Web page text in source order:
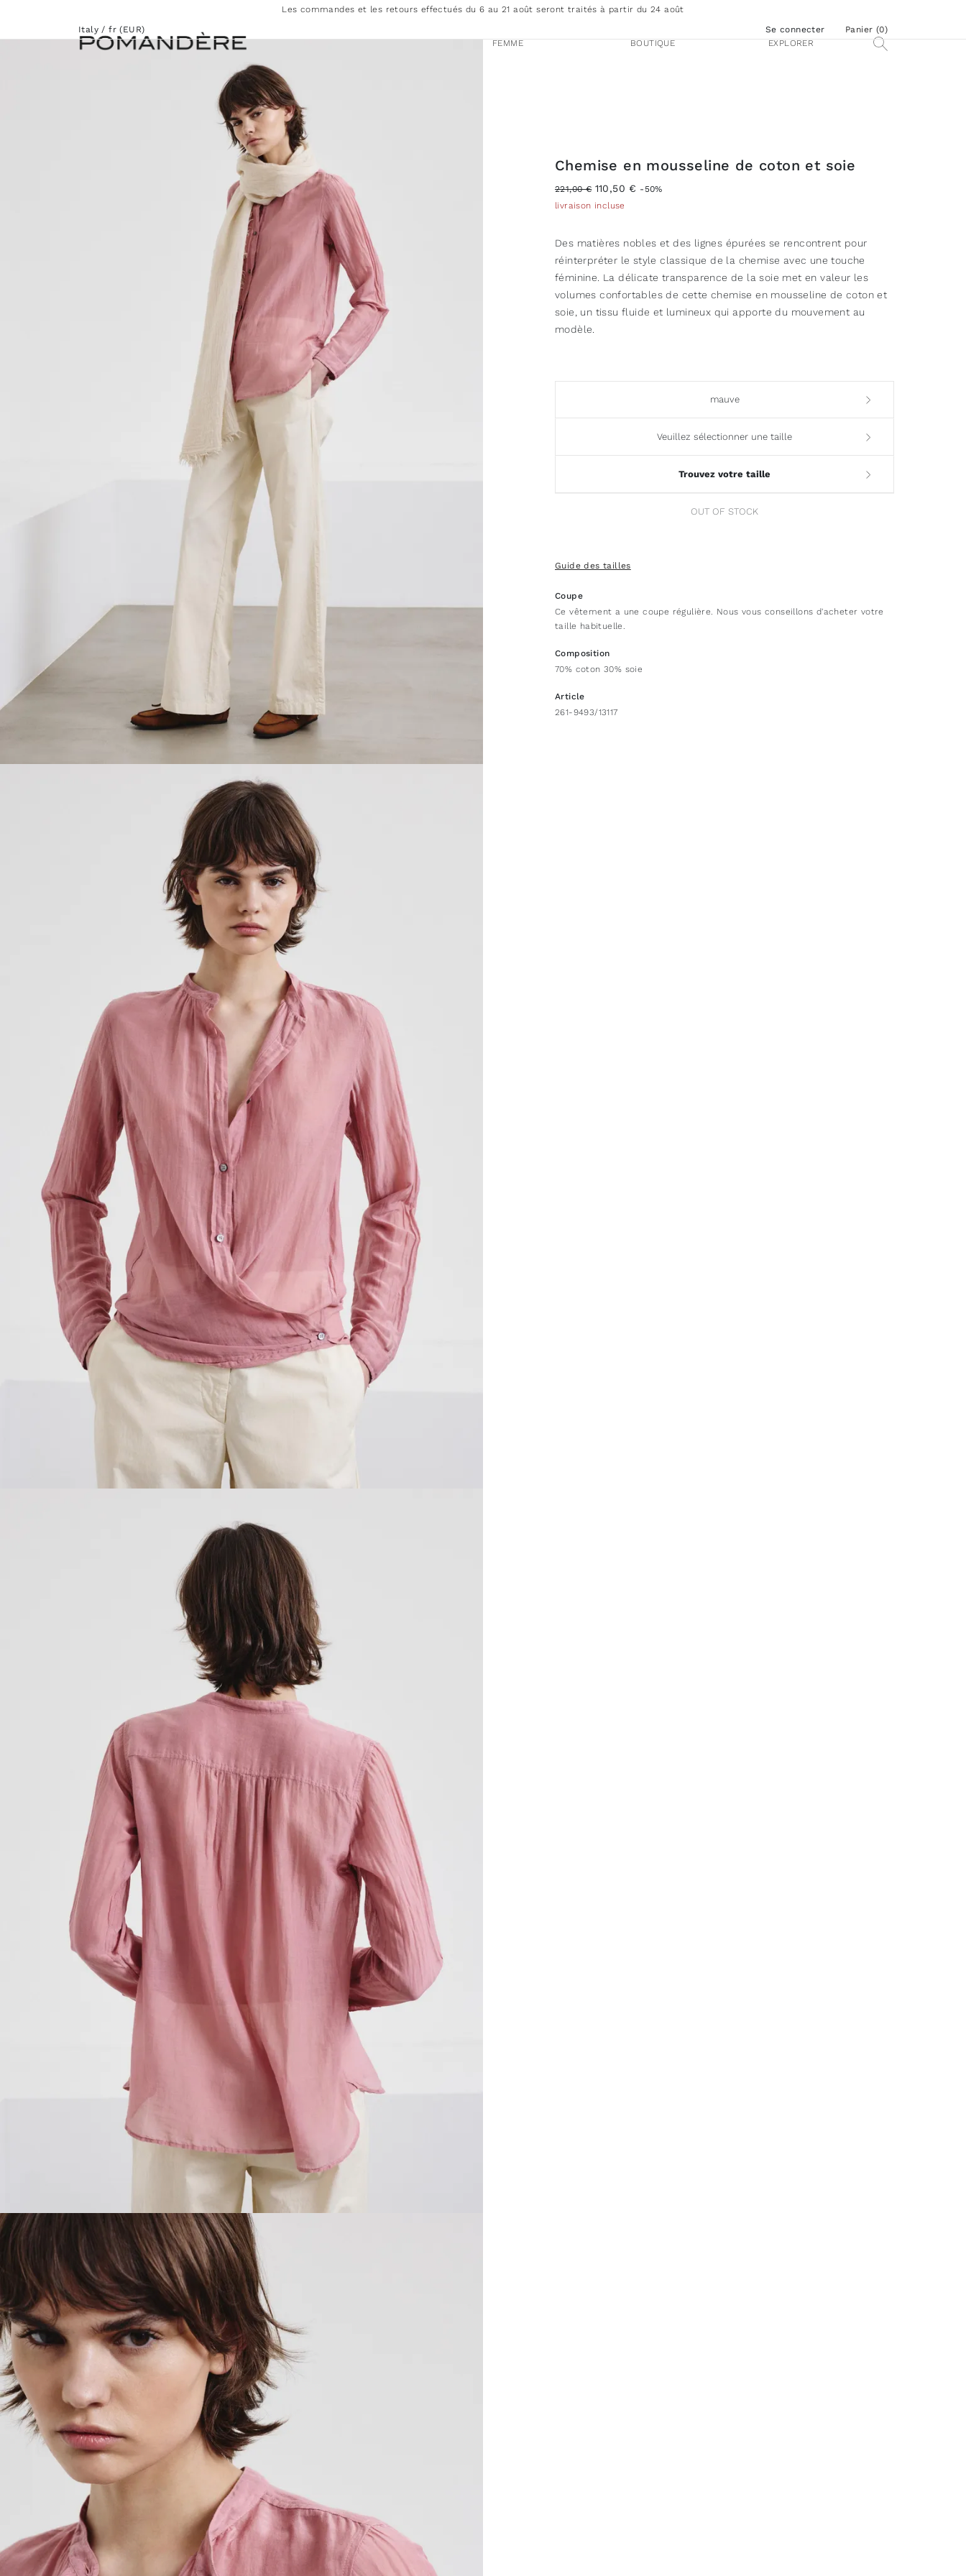
Les commandes et les retours effectués du 6 au 21 août seront traités à partir du 24 août
Italy / fr (EUR)
Se connecter Panier (0)
FEMME
BOUTIQUE EXPLORER
Chemise en mousseline de coton et soie
221,00 € 110,50 € -50%
livraison incluse
Des matières nobles et des lignes épurées se rencontrent pour
réinterpréter le style classique de la chemise avec une touche
féminine. La délicate transparence de la soie met en valeur les
volumes confortables de cette chemise en mousseline de coton et
soie, un tissu fluide et lumineux qui apporte du mouvement au
modèle.
mauve
Veuillez sélectionner une taille
Trouvez votre taille
OUT OF STOCK
Guide des tailles
Coupe
Ce vêtement a une coupe régulière. Nous vous conseillons d'acheter votre
taille habituelle.
Composition
70% coton 30% soie
Article
261-9493/13117